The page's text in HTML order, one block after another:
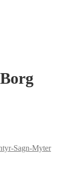
Sagn-Myter